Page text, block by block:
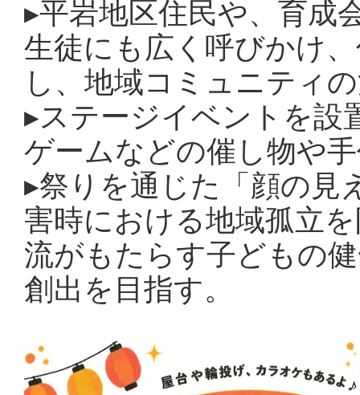
▸平岩地区住民や、育成
生徒にも広く呼びかけ
し、地域コミュニティ
▸ステージイベントを設
ゲームなどの催し物や
▸祭りを通じた「顔の見
害時における地域孤立
流がもたらす子どもの
創出を目指す。